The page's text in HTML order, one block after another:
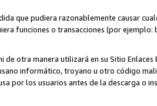
que pudiera razonablemente causar
funciones o transacciones (por
de otra manera utilizará en su Sitio
informático, troyano u otro código
por los usuarios antes de la descarga